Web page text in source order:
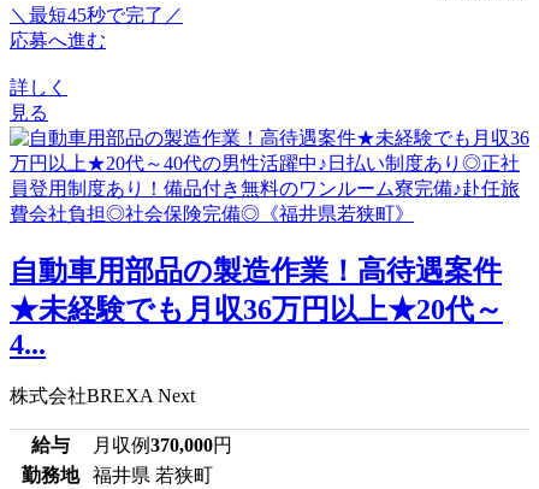
＼最短45秒で完了／
応募へ進む
詳しく
見る
自動車用部品の製造作業！高待遇案件
★未経験でも月収36万円以上★20代～
4...
株式会社BREXA Next
給与 月収例370,000円
勤務地
福井県 若狭町